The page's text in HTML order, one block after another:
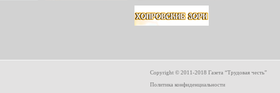
Copyright © 2011-2018 Газета “Трудовая честь”
Политика конфиденциальности